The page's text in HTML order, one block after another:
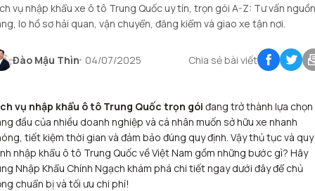
vụ nhập khẩu xe ô tô Trung Quốc uy tín, trọn gói A-Z: Tư vấn nguồn
lo hồ sơ hải quan, vận chuyển, đăng kiểm và giao xe tận nơi.
Đào Mậu Thìn 04/07/2025 Chia sẻ bài viết
vụ nhập khẩu ô tô Trung Quốc trọn gói đang trở thành lựa chọn
đầu của nhiều doanh nghiệp và cá nhân muốn sở hữu xe nhanh
tiết kiệm thời gian và đảm bảo đúng quy định. Vậy thủ tục và quy
nhập khẩu ô tô Trung Quốc về Việt Nam gồm những bước gì? Hãy
Nhập Khẩu Chính Ngạch khám phá chi tiết ngay dưới đây để chủ
chuẩn bị và tối ưu chi phí!